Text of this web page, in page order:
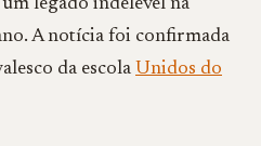
legado indelével na
A notícia foi confirmada
da escola Unidos do